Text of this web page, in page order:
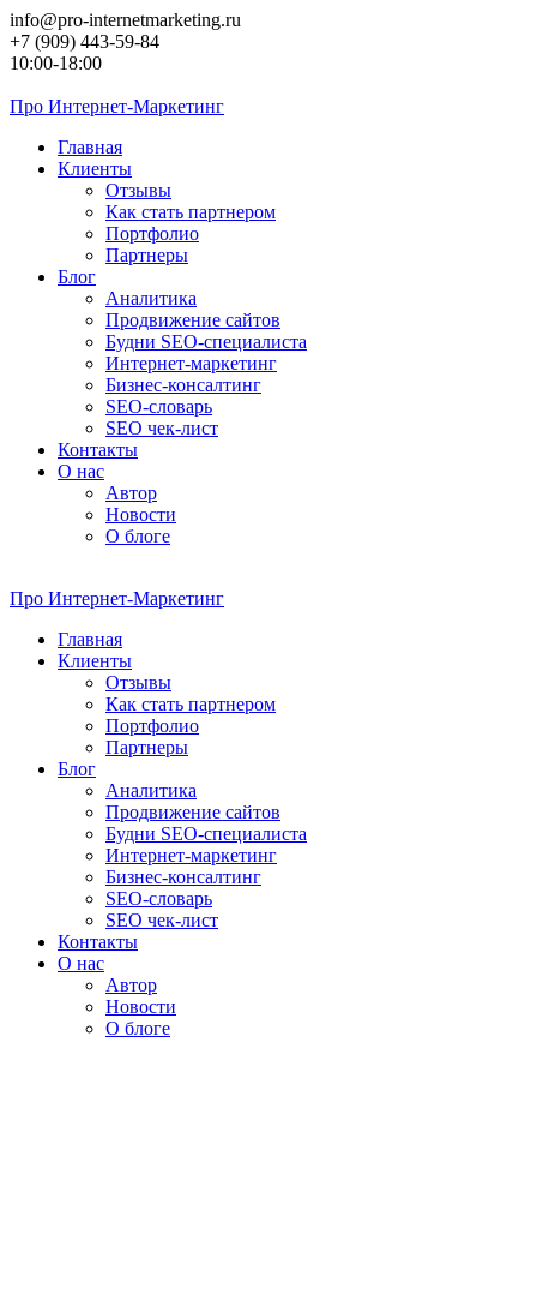
Перейти
к
контенту
info@pro-internetmarketing.ru
+7 (909) 443-59-84
10:00-18:00
Про Интернет-Маркетинг
Главная
Клиенты
Отзывы
Как стать партнером
Портфолио
Партнеры
Блог
Аналитика
Продвижение сайтов
Будни SEO-специалиста
Интернет-маркетинг
Бизнес-консалтинг
SEO-словарь
SEO чек-лист
Контакты
О нас
Автор
Новости
О блоге
Про Интернет-Маркетинг
Главная
Клиенты
Отзывы
Как стать партнером
Портфолио
Партнеры
Блог
Аналитика
Продвижение сайтов
Будни SEO-специалиста
Интернет-маркетинг
Бизнес-консалтинг
SEO-словарь
SEO чек-лист
Контакты
О нас
Автор
Новости
О блоге